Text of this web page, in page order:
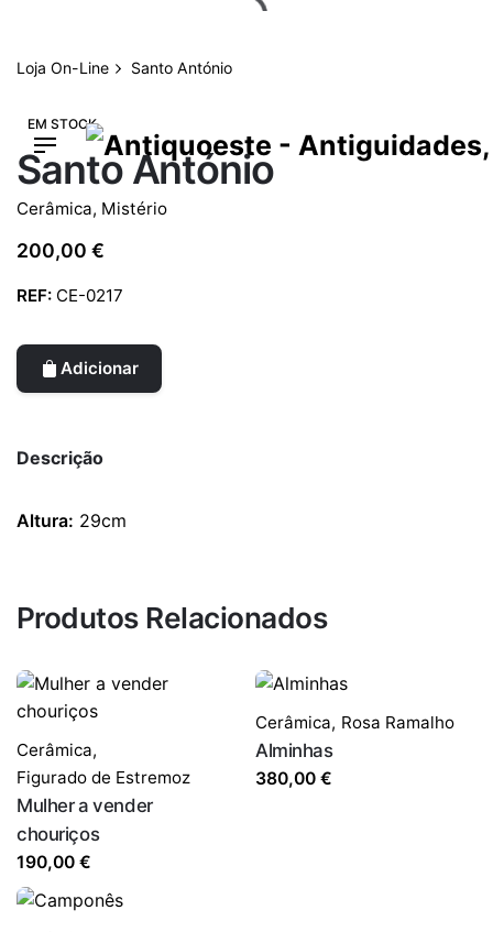
content
Loja On-Line Santo António
EM STOCK
Santo António
Cerâmica, Mistério
200,00 €
REF: CE-0217
Adicionar
Descrição
Altura: 29cm
Produtos Relacionados
Cerâmica,
Figurado de Estremoz
Mulher a vender
chouriços
190,00 €
Cerâmica, Rosa Ramalho
Alminhas
380,00 €